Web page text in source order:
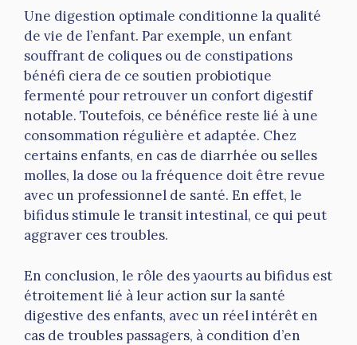
Une digestion optimale conditionne la qualité
de vie de l’enfant. Par exemple, un enfant
souffrant de coliques ou de constipations
bénéfi ciera de ce soutien probiotique
fermenté pour retrouver un confort digestif
notable. Toutefois, ce bénéfice reste lié à une
consommation régulière et adaptée. Chez
certains enfants, en cas de diarrhée ou selles
molles, la dose ou la fréquence doit être revue
avec un professionnel de santé. En effet, le
bifidus stimule le transit intestinal, ce qui peut
aggraver ces troubles.
En conclusion, le rôle des yaourts au bifidus est
étroitement lié à leur action sur la santé
digestive des enfants, avec un réel intérêt en
cas de troubles passagers, à condition d’en